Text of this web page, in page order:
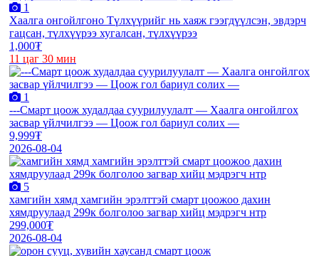
1
Хаалга онгойлгоно Түлхүүрийг нь хаяж гээгдүүлсэн, эвдэрч
гацсан, түлхүүрээ хугалсан, түлхүүрээ
1,000₮
11 цаг 30 мин
1
---Смарт цоож худалдаа суурилуулалт — Хаалга онгойлгох
засвар үйлчилгээ — Цоож гол бариул солих —
9,999₮
2026-08-04
5
хамгийн хямд хамгийн эрэлттэй смарт цоожоо дахин
хямдруулаад 299к болголоо загвар хийц мэдрэгч нтр
299,000₮
2026-08-04